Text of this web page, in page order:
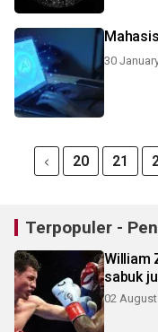
30
20 21
Terpopuler -
William
sabuk
02